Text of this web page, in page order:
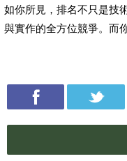
如你所見，排名不只是技
與實作的全方位競爭。而